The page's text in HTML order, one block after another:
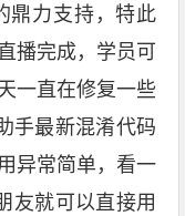
鼎力支持，特此
播完成，学员可
一直在修复一些
手最新混淆代码
异常简单，看一
友就可以直接用